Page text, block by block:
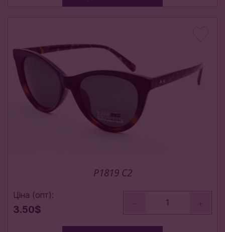
P1819 C2
Ціна (опт):
3.50$
- +